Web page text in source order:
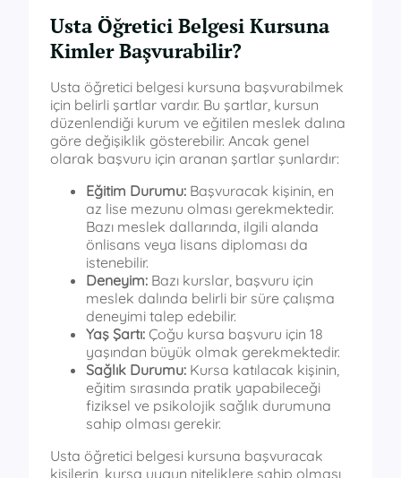
Usta Öğretici Belgesi Kursuna
Kimler Başvurabilir?
Usta öğretici belgesi kursuna başvurabilmek
için belirli şartlar vardır. Bu şartlar, kursun
düzenlendiği kurum ve eğitilen meslek dalına
göre değişiklik gösterebilir. Ancak genel
olarak başvuru için aranan şartlar şunlardır:
Eğitim Durumu: Başvuracak kişinin, en
az lise mezunu olması gerekmektedir.
Bazı meslek dallarında, ilgili alanda
önlisans veya lisans diploması da
istenebilir.
Deneyim: Bazı kurslar, başvuru için
meslek dalında belirli bir süre çalışma
deneyimi talep edebilir.
Yaş Şartı: Çoğu kursa başvuru için 18
yaşından büyük olmak gerekmektedir.
Sağlık Durumu: Kursa katılacak kişinin,
eğitim sırasında pratik yapabileceği
fiziksel ve psikolojik sağlık durumuna
sahip olması gerekir.
Usta öğretici belgesi kursuna başvuracak
kişilerin, kursa uygun niteliklere sahip olması